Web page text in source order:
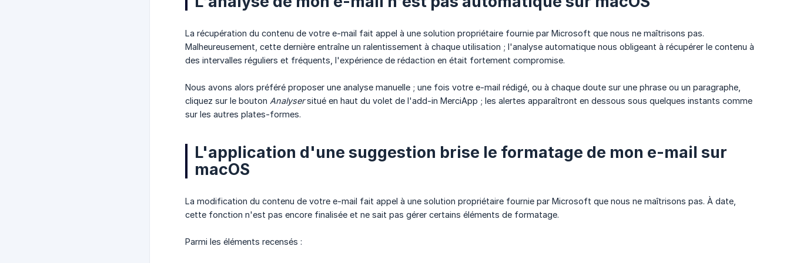
La récupération du contenu de votre e-mail fait appel à une solution propriétaire fournie par Microsoft que nous ne maîtrisons pas.
Malheureusement, cette dernière entraîne un ralentissement à chaque utilisation ; l'analyse automatique nous obligeant à récupérer le contenu à
des intervalles réguliers et fréquents, l'expérience de rédaction en était fortement compromise.
Nous avons alors préféré proposer une analyse manuelle ; une fois votre e-mail rédigé, ou à chaque doute sur une phrase ou un paragraphe,
cliquez sur le bouton Analysersitué en haut du volet de l'add-in MerciApp ; les alertes apparaîtront en dessous sous quelques instants comme
sur les autres plates-formes.
L'application d'une suggestion brise le formatage de mon e-mail sur
macOS
La modification du contenu de votre e-mail fait appel à une solution propriétaire fournie par Microsoft que nous ne maîtrisons pas. À date,
cette fonction n'est pas encore finalisée et ne sait pas gérer certains éléments de formatage.
Parmi les éléments recensés :